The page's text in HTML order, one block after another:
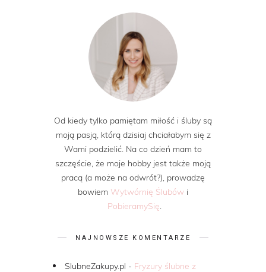
Od kiedy tylko pamiętam miłość i śluby są
moją pasją, którą dzisiaj chciałabym się z
Wami podzielić. Na co dzień mam to
szczęście, że moje hobby jest także moją
pracą (a może na odwrót?), prowadzę
bowiem Wytwórnię Ślubów i
PobieramySię
NAJNOWSZE KOMENTARZE
SlubneZakupy.pl - Fryzury ślubne z